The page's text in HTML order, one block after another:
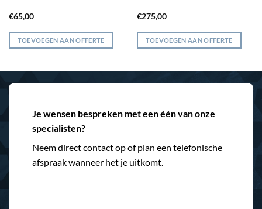
€65,00
TOEVOEGEN AAN OFFERTE
€275,00
TOEVOEGEN AAN OFFERTE
Je wensen bespreken met een één van onze
specialisten?
Neem direct contact op of plan een telefonische
afspraak wanneer het je uitkomt.